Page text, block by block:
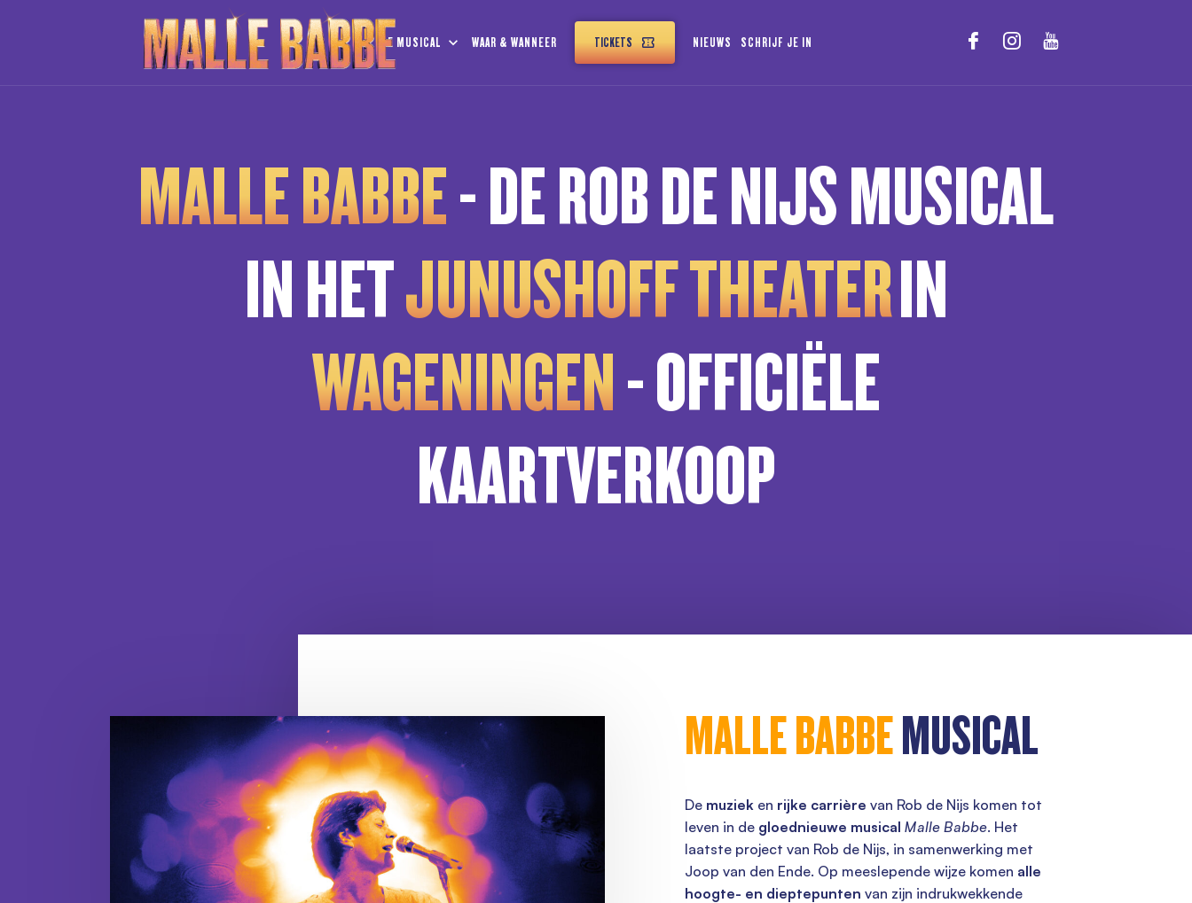
DE MUSICAL WAAR & WANNEER TICKETS NIEUWS SCHRIJF JE IN
MALLE BABBE- DE ROB DE NIJS MUSICAL
IN HETJUNUSHOFF THEATERIN
WAGENINGEN- OFFICIËLE
KAARTVERKOOP
MALLE BABBEMUSICAL
De muzieken rijke carrière van Rob de Nijs komen tot
leven in de gloednieuwe musical Malle Babbe. Het
laatste project van Rob de Nijs, in samenwerking met
Joop van den Ende. Op meeslepende wijze komen alle
hoogte- en dieptepunten van zijn indrukwekkende